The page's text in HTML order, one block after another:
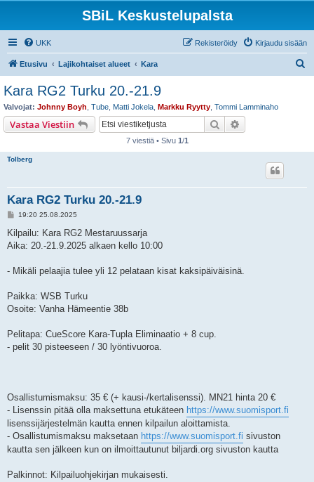
SBiL Keskustelupalsta
UKK Kirjaudu sisään
Rekisteröidy
Etusivu Lajikohtaiset alueet Kara
Kara RG2 Turku 20.-21.9
Valvojat: Johnny Boyh Tube Matti Jokela Markku Ryytty Tommi Lamminaho
Vastaa Viestiin Etsi
7 viestiä • Sivu 1/1
Tolberg
Kara RG2 Turku 20.-21.9
V
e
s
t
19:20 25.08.2025
Kilpailu: Kara RG2 Mestaruussarja
Aika: 20.-21.9.2025 alkaen kello 10:00
- Mikäli pelaajia tulee yli 12 pelataan kisat kaksipäiväisinä.
Paikka: WSB Turku
Osoite: Vanha Hämeentie 38b
Pelitapa: CueScore Kara-Tupla Eliminaatio + 8 cup.
- pelit 30 pisteeseen / 30 lyöntivuoroa.
Osallistumismaksu: 35 € (+ kausi-/kertalisenssi). MN21 hinta 20 €
- Lisenssin pitää olla maksettuna etukäteen https://www.suomisport.fi
lisenssijärjestelmän kautta ennen kilpailun aloittamista.
- Osallistumismaksu maksetaan https://www.suomisport.fi sivuston
kautta sen jälkeen kun on ilmoittautunut biljardi.org sivuston kautta
Palkinnot: Kilpailuohjekirjan mukaisesti.